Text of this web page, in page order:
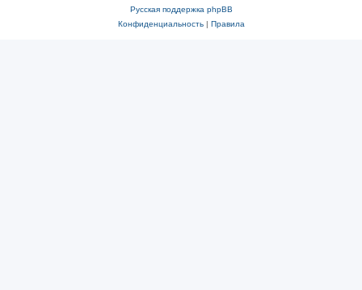
Русская поддержка phpBB
Конфиденциальность| Правила